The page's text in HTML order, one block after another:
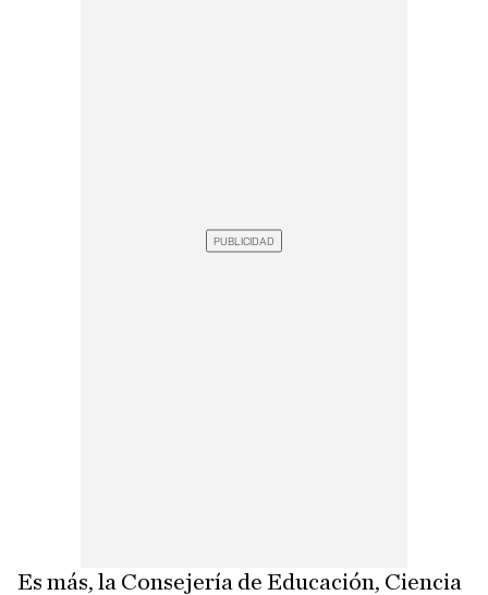
Es más, la Consejería de Educación, Ciencia